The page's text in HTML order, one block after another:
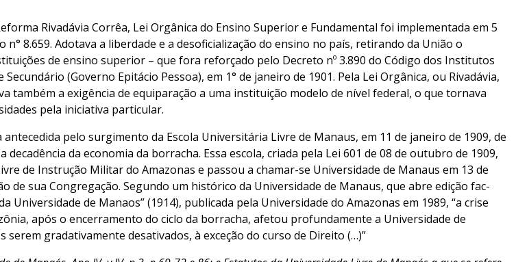
Rivadávia Corrêa, Lei Orgânica do Ensino Superior e Fundamental foi implementada em 5
n° 8.659. Adotava a liberdade e a desoficialização do ensino no país, retirando da União o
de ensino superior – que fora reforçado pelo Decreto nº 3.890 do Código dos Institutos
(Governo Epitácio Pessoa), em 1° de janeiro de 1901. Pela Lei Orgânica, ou Rivadávia,
também a exigência de equiparação a uma instituição modelo de nível federal, o que tornava
pela iniciativa particular.
antecedida pelo surgimento da Escola Universitária Livre de Manaus, em 11 de janeiro de 1909, de
decadência da economia da borracha. Essa escola, criada pela Lei 601 de 08 de outubro de 1909,
de Instrução Militar do Amazonas e passou a chamar-se Universidade de Manaus em 13 de
de sua Congregação. Segundo um histórico da Universidade de Manaus, que abre edição fac-
Universidade de Manaos” (1914), publicada pela Universidade do Amazonas em 1989, “a crise
após o encerramento do ciclo da borracha, afetou profundamente a Universidade de
serem gradativamente desativados, à exceção do curso de Direito (…)”